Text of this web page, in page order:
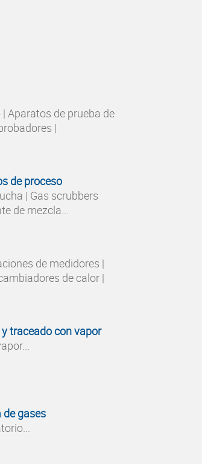
Aparatos de prueba de
|
de proceso
| Gas scrubbers
de mezcla...
de medidores |
de calor |
traceado con vapor
gases